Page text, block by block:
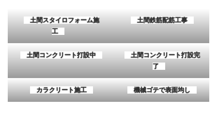
土間スタイロフォーム施
工
土間鉄筋配筋工事
土間コンクリート打設中
土間コンクリート打設完
了
カラクリート施工 機械ゴテで表面均し